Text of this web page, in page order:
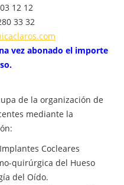
12 12
33 32
vez abonado el importe
de la organización de
mediante la
Cocleares
quirúrgica del Hueso
del Oído.